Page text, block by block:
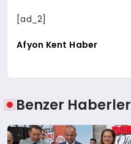
[ad_2]
Afyon Kent Haber
Benzer Haberler